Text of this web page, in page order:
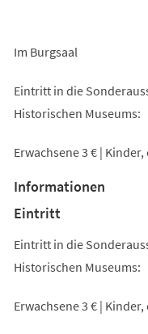
Im Burgsaal
Eintritt in die
Historischen Museums:
Erwachsene 3 € |
Informationen
Eintritt
Eintritt in die
Historischen Museums:
Erwachsene 3 € |